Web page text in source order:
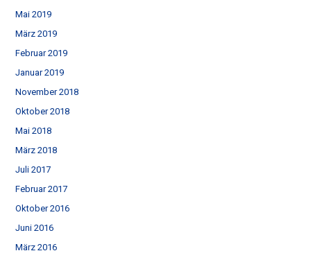
Mai 2019
März 2019
Februar 2019
Januar 2019
November 2018
Oktober 2018
Mai 2018
März 2018
Juli 2017
Februar 2017
Oktober 2016
Juni 2016
März 2016